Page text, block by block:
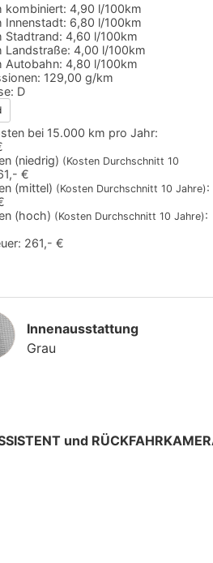
kombiniert: 4,90 l/100km
Innenstadt: 6,80 l/100km
Stadtrand: 4,60 l/100km
Landstraße: 4,00 l/100km
Autobahn: 4,80 l/100km
129,00 g/km
D
bei 15.000 km pro Jahr:
(niedrig) (Kosten Durchschnitt 10
€
(mittel) (Kosten Durchschnitt 10 Jahre):
(hoch) (Kosten Durchschnitt 10 Jahre):
261,- €
Innenausstattung
Grau
und